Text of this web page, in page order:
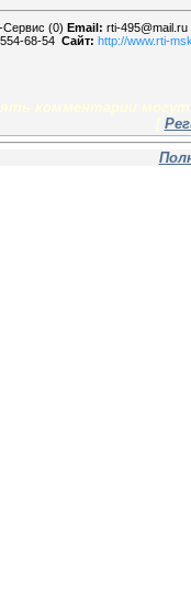
Сервис (0) Email: rti-495@mail.ru
68-54 Сайт: http://www.rti-